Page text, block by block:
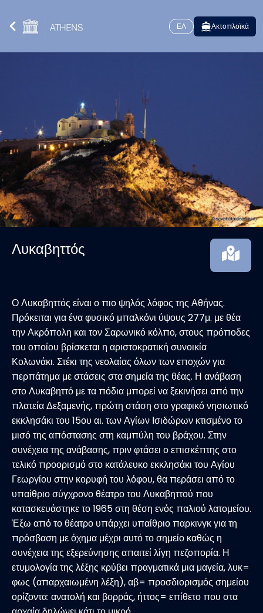
ΕΛ Ακτοπλοϊκά
Λυκαβηττός
Ο Λυκαβηττός είναι ο πιο ψηλός λόφος της Αθήνας.
Πρόκειται για ένα φυσικό μπαλκόνι ύψους 277μ. με θέα
την Ακρόπολη και τον Σαρωνικό κόλπο, στους πρόποδες
του οποίου βρίσκεται η αριστοκρατική συνοικία
Κολωνάκι. Στέκι της νεολαίας όλων των εποχών για
περπάτημα με στάσεις στα σημεία της θέας. Η ανάβαση
στο Λυκαβηττό με τα πόδια μπορεί να ξεκινήσει από την
πλατεία Δεξαμενής, πρώτη στάση στο γραφικό νησιωτικό
εκκλησάκι του 15ου αι. των Αγίων Ισιδώρων κτισμένο το
μισό της απόστασης στη καμπύλη του βράχου. Στην
συνέχεια της ανάβασης, πριν φτάσει ο επισκέπτης στο
τελικό προορισμό στο κατάλευκο εκκλησάκι του Αγίου
Γεωργίου στην κορυφή του λόφου, θα περάσει από το
υπαίθριο σύγχρονο θέατρο του Λυκαβηττού που
κατασκευάστηκε το 1965 στη θέση ενός παλιού λατομείου.
Έξω από το θέατρο υπάρχει υπαίθριο παρκινγκ για τη
πρόσβαση με όχημα μέχρι αυτό το σημείο καθώς η
συνέχεια της εξερεύνησης απαιτεί λίγη πεζοπορία. Η
ετυμολογία της λέξης κρύβει πραγματικά μια μαγεία, λυκ=
φως (απαρχαιωμένη λέξη), αβ= προσδιορισμός σημείου
ορίζοντα: ανατολή και βορράς, ήττος= επίθετο που στα